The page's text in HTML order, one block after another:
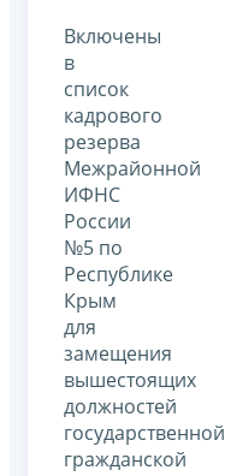
Включены
в
список
кадрового
резерва
Межрайонной
ИФНС
России
№5 по
Республике
Крым
для
замещения
вышестоящих
должностей
государственной
гражданской